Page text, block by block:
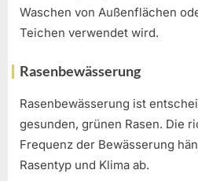
Waschen von Außenflächen
Teichen verwendet wird.
Rasenbewässerung
Rasenbewässerung ist
gesunden, grünen Rasen. Die
Frequenz der Bewässerung
Rasentyp und Klima ab.